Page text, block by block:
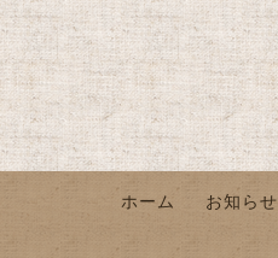
ホーム お知らせ